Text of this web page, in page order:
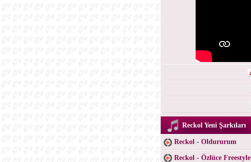
Reckol Yeni Şarkıları
Reckol - Oldururum
Reckol - Özlüce Freestyle